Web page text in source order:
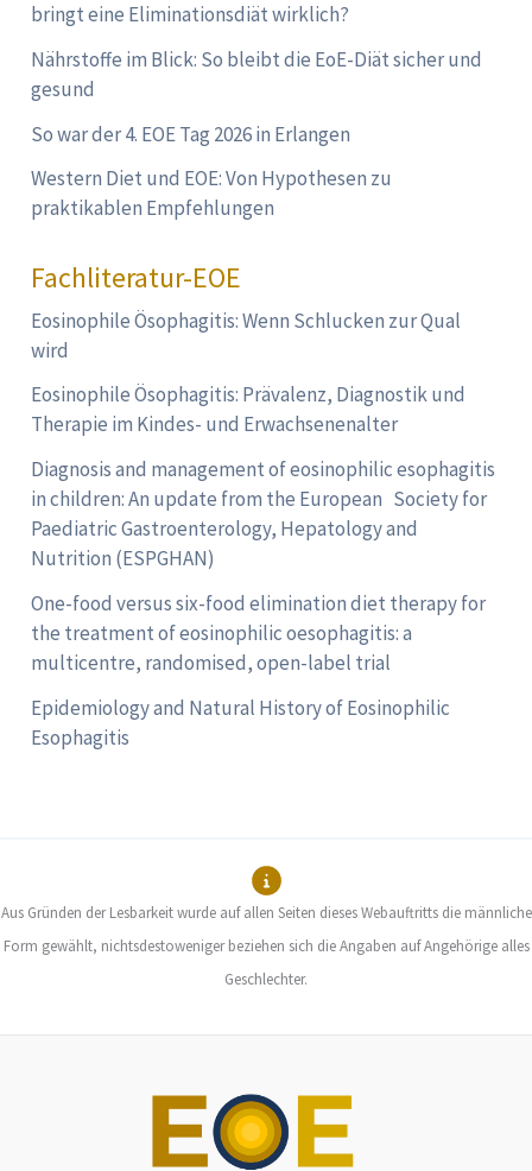
bringt eine Eliminationsdiät wirklich?
Nährstoffe im Blick: So bleibt die EoE-Diät sicher und
gesund
So war der 4. EOE Tag 2026 in Erlangen
Western Diet und EOE: Von Hypothesen zu
praktikablen Empfehlungen
Fachliteratur-EOE
Eosinophile Ösophagitis: Wenn Schlucken zur Qual
wird
Eosinophile Ösophagitis: Prävalenz, Diagnostik und
Therapie im Kindes- und Erwachsenenalter
Diagnosis and management of eosinophilic esophagitis
in children: An update from the European Society for
Paediatric Gastroenterology, Hepatology and
Nutrition (ESPGHAN)
One-food versus six-food elimination diet therapy for
the treatment of eosinophilic oesophagitis: a
multicentre, randomised, open-label trial
Epidemiology and Natural History of Eosinophilic
Esophagitis
Aus Gründen der Lesbarkeit wurde auf allen Seiten dieses Webauftritts die männliche
Form gewählt, nichtsdestoweniger beziehen sich die Angaben auf Angehörige alles
Geschlechter.